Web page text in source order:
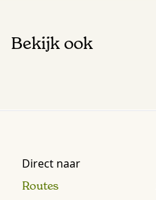
Bekijk ook
Direct naar
Routes